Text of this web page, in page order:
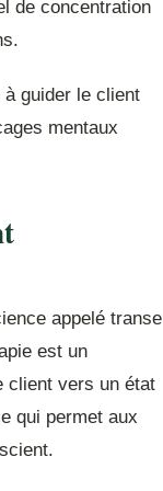
de concentration
guider le client
mentaux
appelé transe
est un
client vers un état
qui permet aux